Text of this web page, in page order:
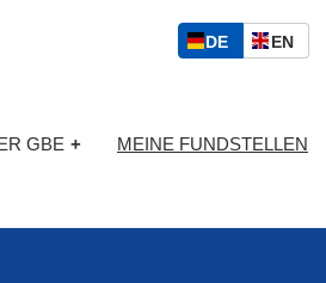
S
p
c
DED
S
ENE
I
H
GBE + MEINE FUNDSTELLEN